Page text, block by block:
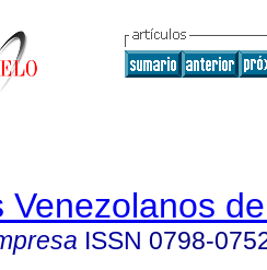
Venezolanos
ISSN 0798-